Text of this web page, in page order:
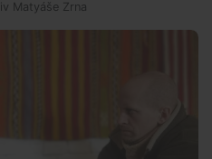
Matyáše Zrna